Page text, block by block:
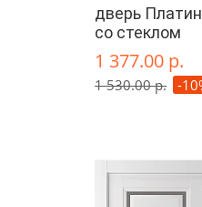
дверь
со стеклом
1 377.00 р.
1 530.00 р. -